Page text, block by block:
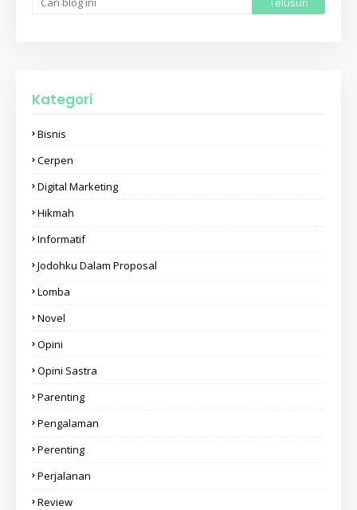
Kategori
Bisnis
Cerpen
Digital Marketing
Hikmah
Informatif
Jodohku Dalam Proposal
Lomba
Novel
Opini
Opini Sastra
Parenting
Pengalaman
Perenting
Perjalanan
Review